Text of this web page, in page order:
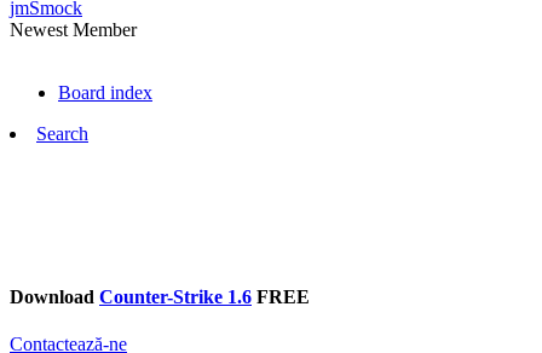
jmSmock
Newest Member
Board index
Search
Download Counter-Strike 1.6 FREE
Contactează-ne